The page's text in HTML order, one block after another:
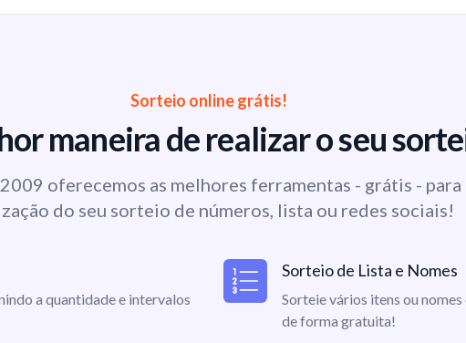
Sorteio online grátis!
maneira de realizar o seu
oferecemos as melhores ferramentas - grátis - para
do seu sorteio de números, lista ou redes sociais!
a quantidade e intervalos
Sorteio de Lista e Nomes
Sorteie vários itens ou
de forma gratuita!